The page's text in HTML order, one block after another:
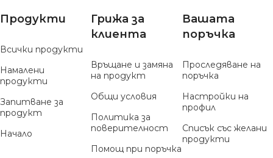
Продукти
Всички продукти
Намалени
продукти
Запитване за
продукт
Начало
Грижа за
клиента
Връщане и замяна
на продукт
Общи условия
Политика за
поверителност
Помощ при поръчка
Вашата
поръчка
Проследяване на
поръчка
Настройки на
профил
Списък със желани
продукти